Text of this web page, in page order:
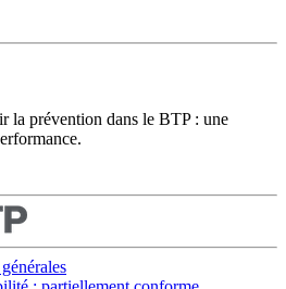
la prévention dans le BTP : une